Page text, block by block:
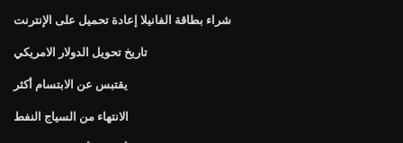
شراء بطاقة الفانيلا إعادة تحميل على الإنترنت
تاريخ تحويل الدولار الامريكي
يقتبس عن الابتسام أكثر
الانتهاء من السياج النفط